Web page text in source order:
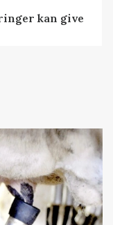
kan give